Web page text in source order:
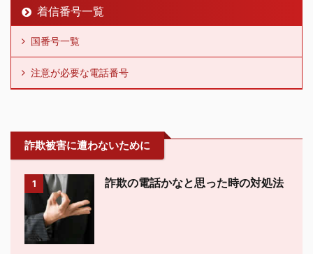
着信番号一覧
国番号一覧
注意が必要な電話番号
詐欺被害に遭わないために
1 詐欺の電話かなと思った時の対処法